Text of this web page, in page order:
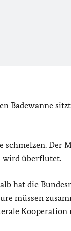
Badewanne
schmelzen. Der
wird überflutet.
hat die
müssen